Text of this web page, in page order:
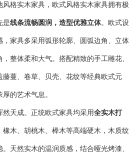
风格实木家具，欧式风格实木家具拥有极
是线条流畅圆润，造型优雅立体。欧式设
家具多采用弧形轮廓、圆弧边角、立体
整体柔和大气。搭配精致的手工雕花、
蔓、卷草、贝壳、花纹等经典欧式元
的艺术气息。
天成。正统欧式家具均采用全实木打
橡木、胡桃木、榉木等高端硬木，木质纹
天然实木的温润质感，结合哑光烤漆、